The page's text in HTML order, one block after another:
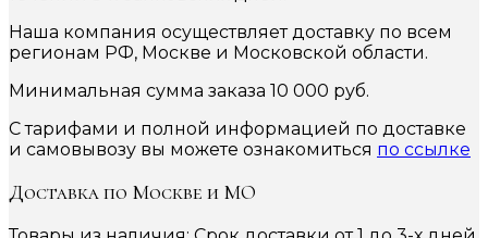
Наша компания осуществляет доставку по всем
регионам РФ, Москве и Московской области.
Минимальная сумма заказа 10 000 руб.
С тарифами и полной информацией по доставке
и самовывозу вы можете ознакомиться по ссылке
Доставка по Москве и МО